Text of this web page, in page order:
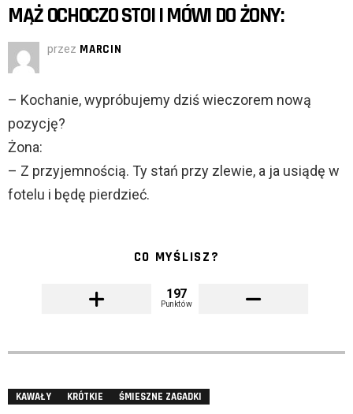
MĄŻ OCHOCZO STOI I MÓWI DO ŻONY:
przez MARCIN
– Kochanie, wypróbujemy dziś wieczorem nową
pozycję?
Żona:
– Z przyjemnością. Ty stań przy zlewie, a ja usiądę w
fotelu i będę pierdzieć.
CO MYŚLISZ?
197
Punktów
KAWAŁY KRÓTKIE ŚMIESZNE ZAGADKI